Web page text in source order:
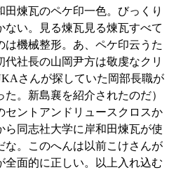
田煉瓦のペケ印一色。びっくり
ない。見る煉瓦見る煉瓦すべて
は機械整形。あ、ペケ印云うた
代社長の山岡尹方は敬虔なクリ
さんが探していた岡部長職が
。新島襄を紹介されたのだ）
セントアンドリュースクロスか
ら同志社大学に岸和田煉瓦が使
な。このへんは以前こけさんが
全面的に正しい。以上入れ込む